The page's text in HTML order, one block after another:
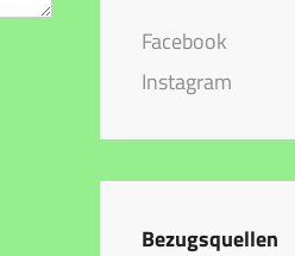
Facebook
Instagram
Bezugsquellen